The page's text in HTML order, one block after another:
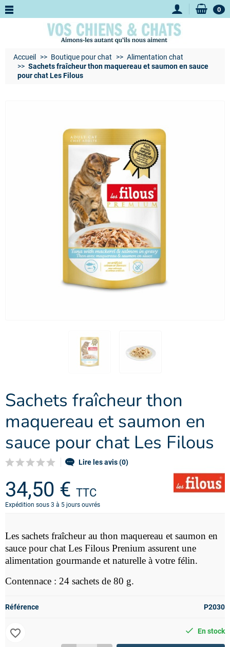
0
Accueil Boutique pour chat
Alimentation chat
Sachets fraîcheur thon maquereau et saumon en sauce
pour chat Les Filous
Sachets fraîcheur thon
maquereau et saumon en
sauce pour chat Les Filous
Lire les avis (0)
34,50 € TTC
Expédition sous 3 à 5 jours ouvrés
Les sachets fraîcheur au thon maquereau et saumon en
sauce pour chat Les Filous Prenium assurent une
alimentation gourmande et naturelle à votre félin.
Contennace : 24 sachets de 80 g.
Référence P2030
En stock
favorite_border